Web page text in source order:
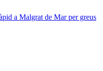
a Malgrat de Mar per greus